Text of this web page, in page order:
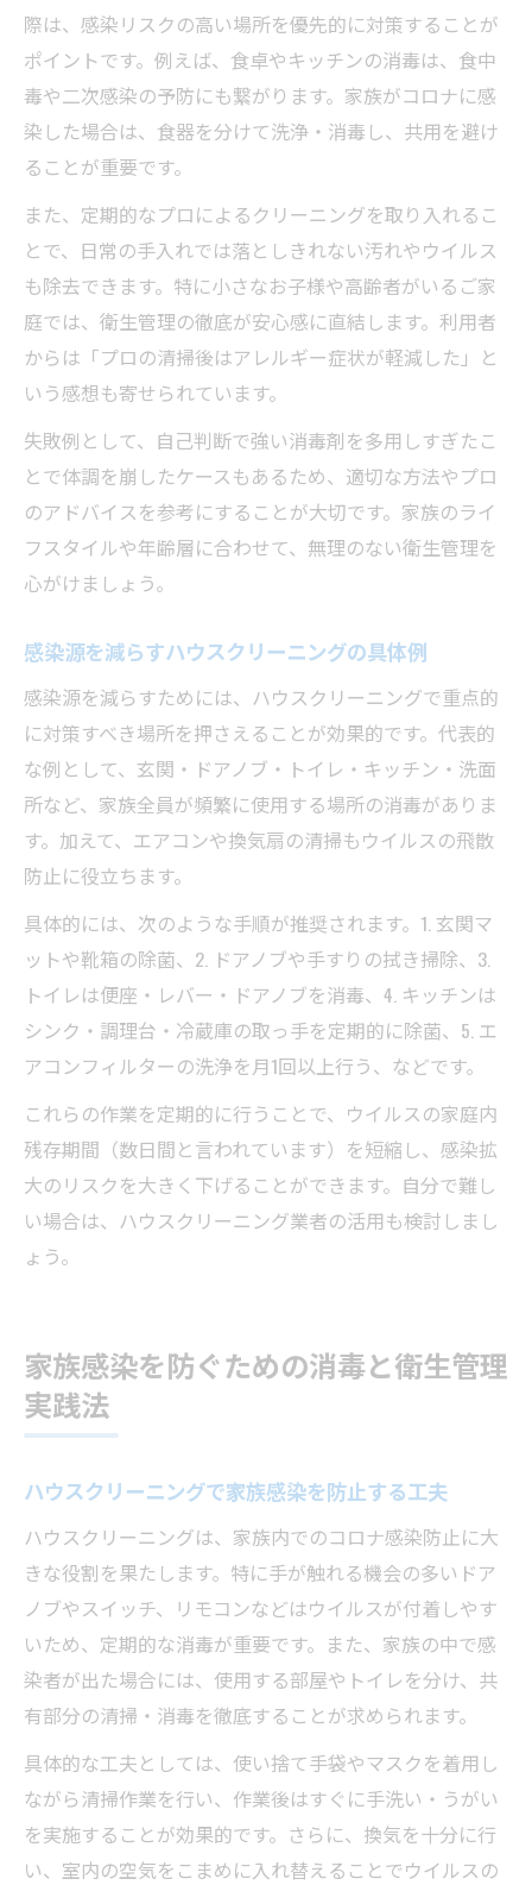
際は、感染リスクの高い場所を優先的に対策することが
ポイントです。例えば、食卓やキッチンの消毒は、食中
毒や二次感染の予防にも繋がります。家族がコロナに感
染した場合は、食器を分けて洗浄・消毒し、共用を避け
ることが重要です。
また、定期的なプロによるクリーニングを取り入れるこ
とで、日常の手入れでは落としきれない汚れやウイルス
も除去できます。特に小さなお子様や高齢者がいるご家
庭では、衛生管理の徹底が安心感に直結します。利用者
からは「プロの清掃後はアレルギー症状が軽減した」と
いう感想も寄せられています。
失敗例として、自己判断で強い消毒剤を多用しすぎたこ
とで体調を崩したケースもあるため、適切な方法やプロ
のアドバイスを参考にすることが大切です。家族のライ
フスタイルや年齢層に合わせて、無理のない衛生管理を
心がけましょう。
感染源を減らすハウスクリーニングの具体例
感染源を減らすためには、ハウスクリーニングで重点的
に対策すべき場所を押さえることが効果的です。代表的
な例として、玄関・ドアノブ・トイレ・キッチン・洗面
所など、家族全員が頻繁に使用する場所の消毒がありま
す。加えて、エアコンや換気扇の清掃もウイルスの飛散
防止に役立ちます。
具体的には、次のような手順が推奨されます。1. 玄関マ
ットや靴箱の除菌、2. ドアノブや手すりの拭き掃除、3.
トイレは便座・レバー・ドアノブを消毒、4. キッチンは
シンク・調理台・冷蔵庫の取っ手を定期的に除菌、5. エ
アコンフィルターの洗浄を月1回以上行う、などです。
これらの作業を定期的に行うことで、ウイルスの家庭内
残存期間（数日間と言われています）を短縮し、感染拡
大のリスクを大きく下げることができます。自分で難し
い場合は、ハウスクリーニング業者の活用も検討しまし
ょう。
家族感染を防ぐための消毒と衛生管理
実践法
ハウスクリーニングで家族感染を防止する工夫
ハウスクリーニングは、家族内でのコロナ感染防止に大
きな役割を果たします。特に手が触れる機会の多いドア
ノブやスイッチ、リモコンなどはウイルスが付着しやす
いため、定期的な消毒が重要です。また、家族の中で感
染者が出た場合には、使用する部屋やトイレを分け、共
有部分の清掃・消毒を徹底することが求められます。
具体的な工夫としては、使い捨て手袋やマスクを着用し
ながら清掃作業を行い、作業後はすぐに手洗い・うがい
を実施することが効果的です。さらに、換気を十分に行
い、室内の空気をこまめに入れ替えることでウイルスの